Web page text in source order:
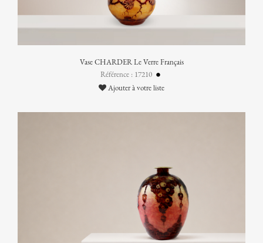
Vase CHARDER Le Verre Français
Référence : 17210
Ajouter à votre liste